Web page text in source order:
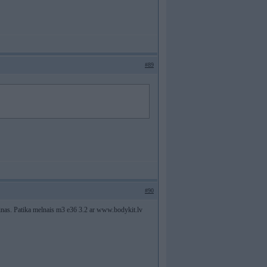
#89
#90
Patika melnais m3 e36 3.2 ar www.bodykit.lv